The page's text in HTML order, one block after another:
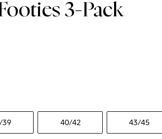
3-Pack
39 40/42 43/45